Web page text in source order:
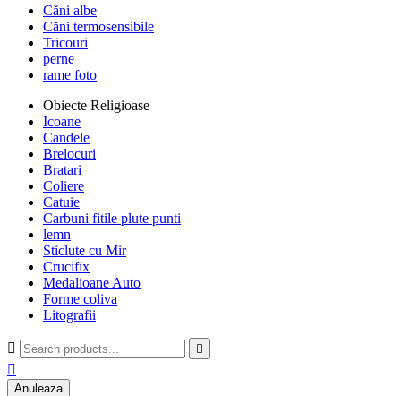
Căni albe
Căni termosensibile
Tricouri
perne
rame foto
Obiecte Religioase
Icoane
Candele
Brelocuri
Bratari
Coliere
Catuie
Carbuni fitile plute punti
lemn
Sticlute cu Mir
Crucifix
Medalioane Auto
Forme coliva
Litografii
 

Anuleaza